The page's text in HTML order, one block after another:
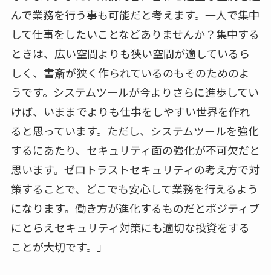
んで業務を行う事も可能だと考えます。一人で集中
して仕事をしたいことなどありませんか？集中する
ときは、広い空間よりも狭い空間が適しているら
しく、書斎が狭く作られているのもそのためのよ
うです。システムツールが今よりさらに進歩してい
けば、いままでよりも仕事をしやすい世界を作れ
ると思っています。ただし、システムツールを強化
するにあたり、セキュリティ面の強化が不可欠だと
思います。ゼロトラストセキュリティの考え方で対
策することで、どこでも安心して業務を行えるよう
になります。働き方が進化するものだとポジティブ
にとらえセキュリティ対策にも適切な投資をする
ことが大切です。」